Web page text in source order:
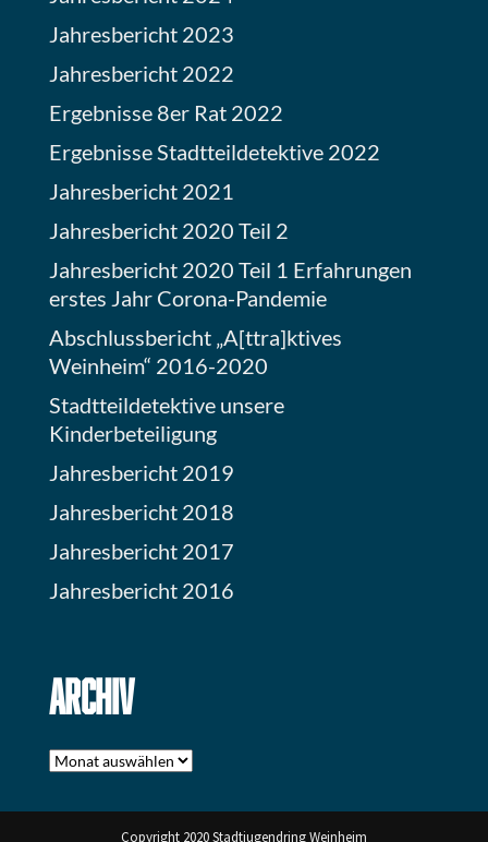
Jahresbericht 2023
Jahresbericht 2022
Ergebnisse 8er Rat 2022
Ergebnisse Stadtteildetektive 2022
Jahresbericht 2021
Jahresbericht 2020 Teil 2
Jahresbericht 2020 Teil 1 Erfahrungen
erstes Jahr Corona-Pandemie
Abschlussbericht „A[ttra]ktives
Weinheim“ 2016-2020
Stadtteildetektive unsere
Kinderbeteiligung
Jahresbericht 2019
Jahresbericht 2018
Jahresbericht 2017
Jahresbericht 2016
ARCHIV
Archiv
Copyright 2020 Stadtjugendring Weinheim